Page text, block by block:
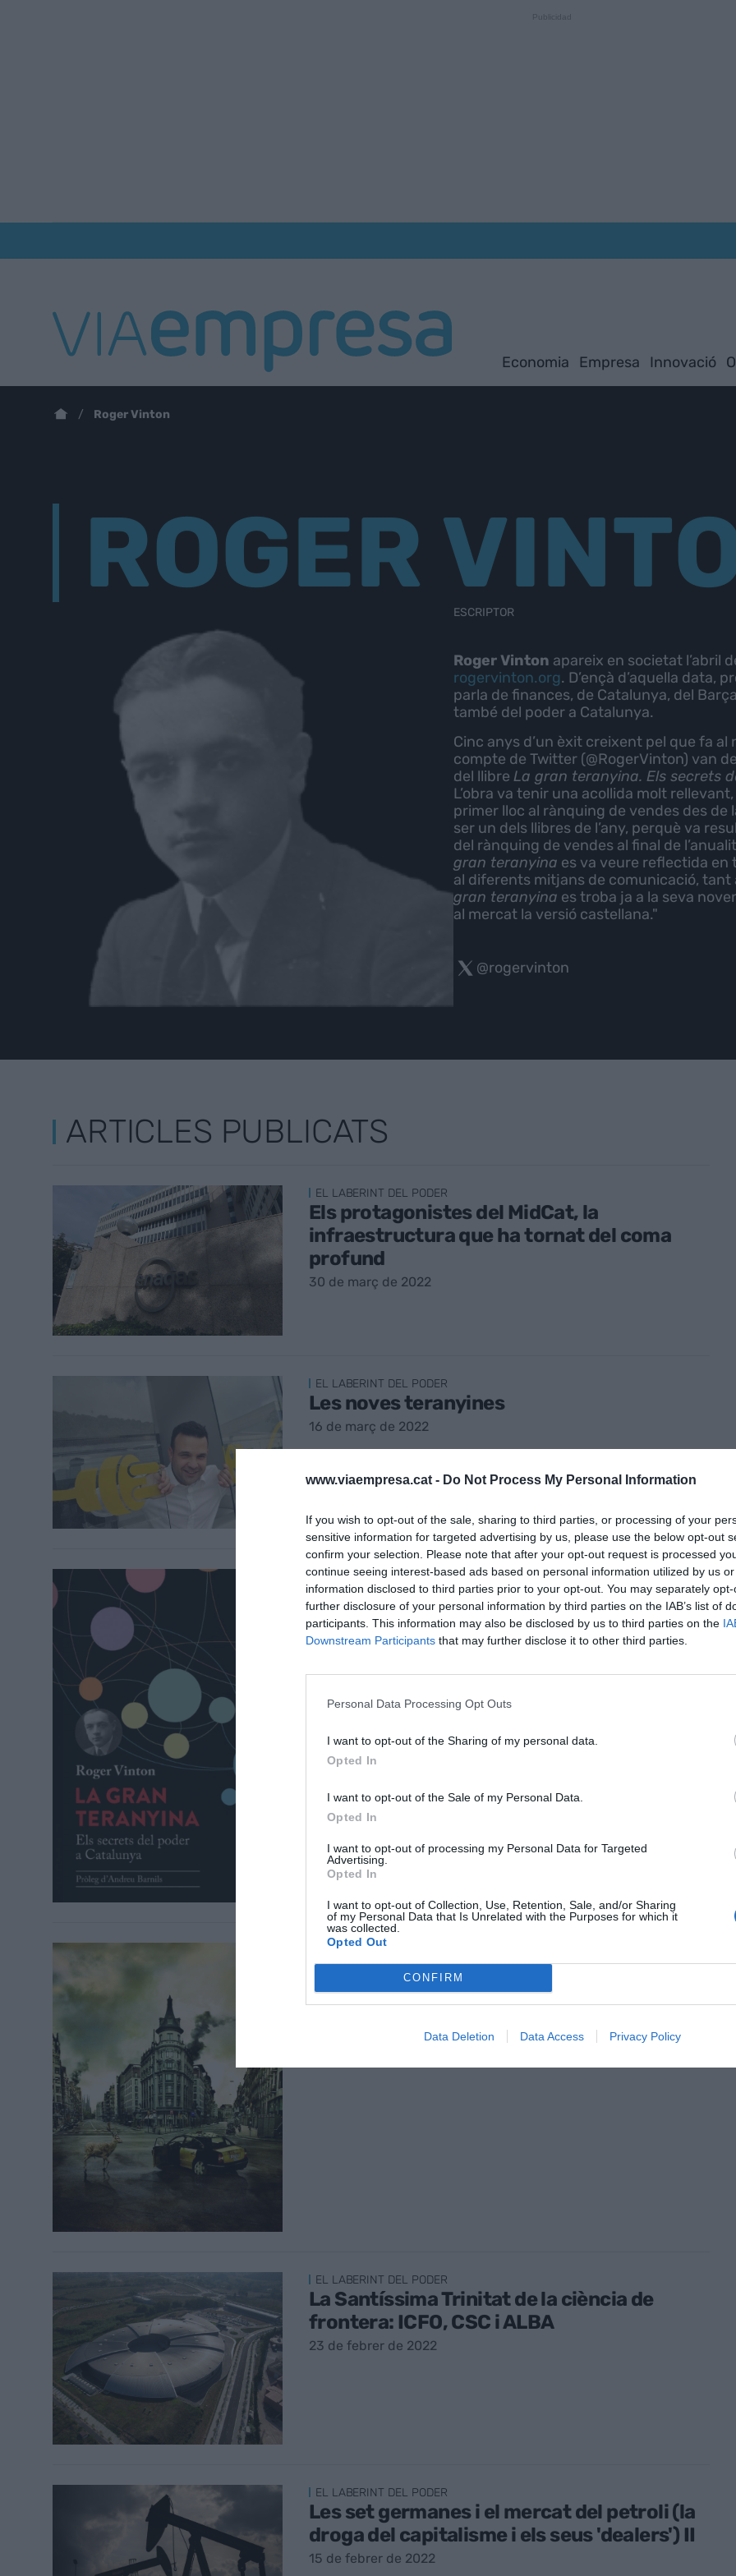
www.viaempresa.cat - Do Not Process My Personal Information
If you wish to opt-out of the sale, sharing to third parties, or processing of your
sensitive information for targeted advertising by us, please use the below opt-out
confirm your selection. Please note that after your opt-out request is processed
continue seeing interest-based ads based on personal information utilized by us
information disclosed to third parties prior to your opt-out. You may separately
further disclosure of your personal information by third parties on the IAB’s list of
participants. This information may also be disclosed by us to third parties on the
Downstream Participants that may further disclose it to other third parties.
Personal Data Processing Opt Outs
I want to opt-out of the Sharing of my personal data.
Opted In
I want to opt-out of the Sale of my Personal Data.
Opted In
I want to opt-out of processing my Personal Data for Targeted
Advertising.
Opted In
I want to opt-out of Collection, Use, Retention, Sale, and/or Sharing
of my Personal Data that Is Unrelated with the Purposes for which it
was collected.
Opted Out
CONFIRM
Data Deletion Data Access Privacy Policy
Economia Empresa Innovació
Roger Vinton
ROGER
ESCRIPTOR
Roger Vinton apareix en societat l’abril
rogervinton.org. D’ençà d’aquella data,
parla de finances, de Catalunya, del
també del poder a Catalunya.
Cinc anys d’un èxit creixent pel que fa
compte de Twitter (@RogerVinton) van
del llibre La gran teranyina. Els secrets
L’obra va tenir una acollida molt
primer lloc al rànquing de vendes des
ser un dels llibres de l’any, perquè va
del rànquing de vendes al final de
gran teranyina es va veure reflectida en
al diferents mitjans de comunicació, tant
gran teranyina es troba ja a la seva
al mercat la versió castellana."
@rogervinton
ARTICLES PUBLICATS
EL LABERINT DEL PODER
Els protagonistes del MidCat, la
infraestructura que ha tornat del coma
profund
30 de març de 2022
EL LABERINT DEL PODER
Les noves teranyines
16 de març de 2022
EL LABERINT DEL PODER
Què se n'ha fet, de les grans teranyines?
15 de març de 2022
EL LABERINT DEL PODER
100 articles, periodisme d'investigació i un
llençol ple de llàgrimes
EL LABERINT DEL PODER
La Santíssima Trinitat de la ciència de
frontera: ICFO, CSC i ALBA
23 de febrer de 2022
EL LABERINT DEL PODER
Les set germanes i el mercat del petroli (la
droga del capitalisme i els seus 'dealers') II
15 de febrer de 2022